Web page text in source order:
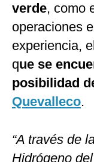
verde, como
operaciones
experiencia,
que se
posibilidad
Quevalleco.
“A través de
Hidrógeno